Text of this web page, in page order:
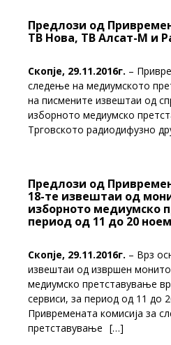
Предлози од
ТВ Нова, ТВ Алсат-М и
Скопје, 29.11.2016г. –
следење на медиумското
на писмените извештаи од
изборното медиумско
Трговското радиодифузно
Предлози од
18-те извештаи од
изборното медиумско
период од 11 до 20
Скопје, 29.11.2016г. – Врз
извештаи од извршен
медиумско претставување
сервиси, за период од 11 до
Привремената комисија за
претставување […]